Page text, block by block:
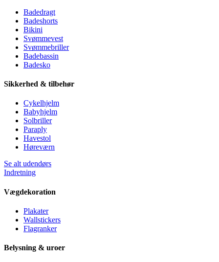
Badedragt
Badeshorts
Bikini
Svømmevest
Svømmebriller
Badebassin
Badesko
Sikkerhed & tilbehør
Cykelhjelm
Babyhjelm
Solbriller
Paraply
Havestol
Høreværn
Se alt udendørs
Indretning
Vægdekoration
Plakater
Wallstickers
Flagranker
Belysning & uroer